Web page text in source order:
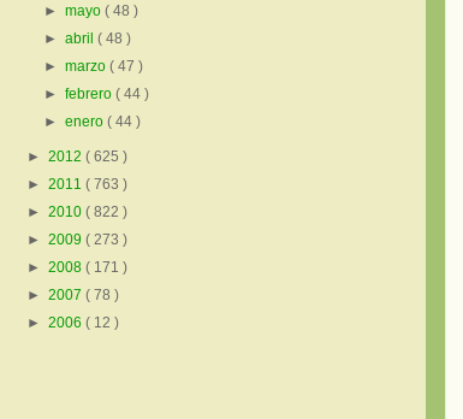
►mayo( 48 )
►abril( 48 )
►marzo( 47 )
►febrero( 44 )
►enero( 44 )
► 2012 ( 625 )
► 2011 ( 763 )
► 2010 ( 822 )
► 2009 ( 273 )
► 2008 ( 171 )
► 2007 ( 78 )
► 2006 ( 12 )